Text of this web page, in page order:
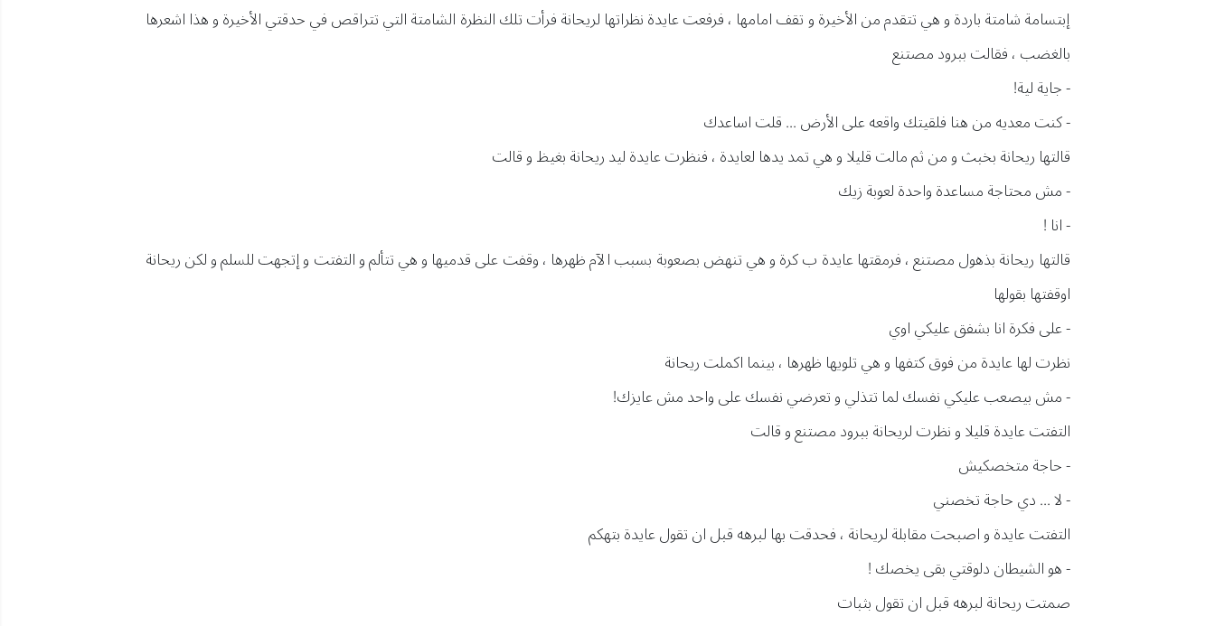
إبتسامة شامتة باردة و هي تتقدم من الأخيرة و تقف امامها ، فرفعت عايدة نظراتها لريحانة فرأت تلك النظرة الشامتة التي تتراقص في حدقتي الأخيرة و هذا اشعرها
بالغضب ، فقالت ببرود مصتنع
- جاية لية!
- كنت معديه من هنا فلقيتك واقعه على الأرض ... قلت اساعدك
قالتها ريحانة بخبث و من ثم مالت قليلا و هي تمد يدها لعايدة ، فنظرت عايدة ليد ريحانة بغيظ و قالت
- مش محتاجة مساعدة واحدة لعوبة زيك
- انا !
قالتها ريحانة بذهول مصتنع ، فرمقتها عايدة ب كرة و هي تنهض بصعوبة بسبب الآم ظهرها ، وقفت على قدميها و هي تتألم و التفتت و إتجهت للسلم و لكن ريحانة
اوقفتها بقولها
- على فكرة انا بشفق عليكي اوي
نظرت لها عايدة من فوق كتفها و هي تلويها ظهرها ، بينما اكملت ريحانة
- مش بيصعب عليكي نفسك لما تتذلي و تعرضي نفسك على واحد مش عايزك!
التفتت عايدة قليلا و نظرت لريحانة ببرود مصتنع و قالت
- حاجة متخصكيش
- لا ... دي حاجة تخصني
التفتت عايدة و اصبحت مقابلة لريحانة ، فحدقت بها لبرهه قبل ان تقول عايدة بتهكم
- هو الشيطان دلوقتي بقى يخصك !
صمتت ريحانة لبرهه قبل ان تقول بثبات